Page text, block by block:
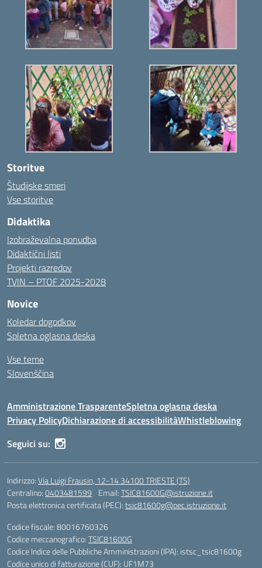
Storitve
Študijske smeri
Vse storitve
Didaktika
Izobraževalna ponudba
Didaktični listi
Projekti razredov
TVIN – PTOF 2025-2028
Novice
Koledar dogodkov
Spletna oglasna deska
Vse teme
Slovenščina
Amministrazione TrasparenteSpletna oglasna deska
Privacy PolicyDichiarazione di accessibilitàWhistleblowing
Seguici su:
Indirizzo:Via Luigi Frausin, 12-14 34100 TRIESTE (TS)
Centralino:0403481599 Email:TSIC81600G@istruzione.it
Posta elettronica certificata (PEC):tsic81600g@pec.istruzione.it
Codice fiscale: 80016760326
Codice meccanografico:TSIC81600G
Codice Indice delle Pubbliche Amministrazioni (IPA): istsc_tsic81600g
Codice unico di fatturazione (CUF): UF1M73